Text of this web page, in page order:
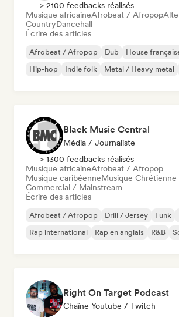
> 2100 feedbacks réalisés
Musique africaineAfrobeat / Afropop
CountryDancehall
Écrire des articles
Afrobeat / Afropop Dub House
Hip-hop
Indie folk Metal / Heavy metal
Black Music Central
Média / Journaliste
> 1300 feedbacks réalisés
Musique africaineAfrobeat / Afropop
Musique caribéenneMusique Chrétienne
Commercial / Mainstream
Écrire des articles
Afrobeat / Afropop Drill / Jersey Funk
Rap international
Rap en anglais R&B
Right On Target Podcast
Chaîne Youtube / Twitch